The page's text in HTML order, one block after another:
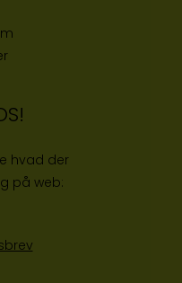
hvad der
på web: